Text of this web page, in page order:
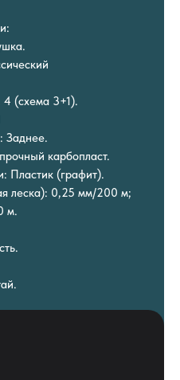
(схема 3+1).
Заднее.
карбопласт.
Пластик (графит).
леска): 0,25 мм/200 м;
м.